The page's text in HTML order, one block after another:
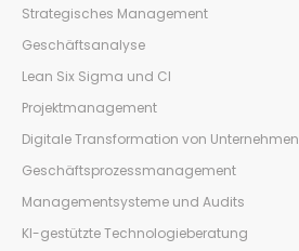
Strategisches Management
Geschäftsanalyse
Lean Six Sigma und CI
Projektmanagement
Digitale Transformation von Unternehmen
Geschäftsprozessmanagement
Managementsysteme und Audits
KI-gestützte Technologieberatung